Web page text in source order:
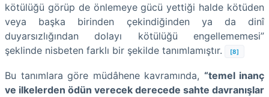
kötülüğü görüp de önlemeye gücü yettiği halde kötüden
veya başka birinden çekindiğinden ya da dinî
duyarsızlığından dolayı kötülüğü engellememesi”
şeklinde nisbeten farklı bir şekilde tanımlamıştır.
[8]
Bu tanımlara göre müdâhene kavramında, “temel inanç
ve ilkelerden ödün verecek derecede sahte davranışlar